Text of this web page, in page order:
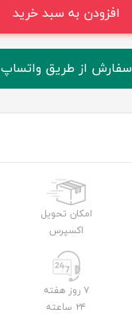
افزودن به سبد خرید
سفارش از طریق واتساپ
امکان تحویل
اکسپرس
۷ روز هفته
۲۴ ساعته